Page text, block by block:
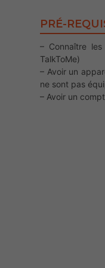
PRÉ-
– Connaître
TalkToMe)
– Avoir un
ne sont pas
– Avoir un